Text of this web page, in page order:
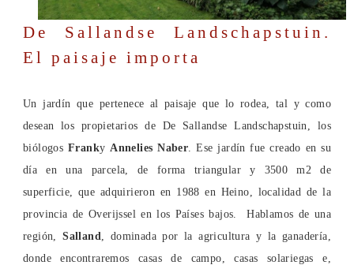
De Sallandse Landschapstuin.
El paisaje importa
Un jardín que pertenece al paisaje que lo rodea, tal y como
desean los propietarios de De Sallandse Landschapstuin, los
biólogos Franky Annelies Naber . Ese jardín fue creado en su
día en una parcela, de forma triangular y 3500 m2 de
superficie, que adquirieron en 1988 en Heino, localidad de la
provincia de Overijssel en los Países bajos. Hablamos de una
región,Salland
, dominada por la agricultura y la ganadería,
donde encontraremos casas de campo, casas solariegas e,